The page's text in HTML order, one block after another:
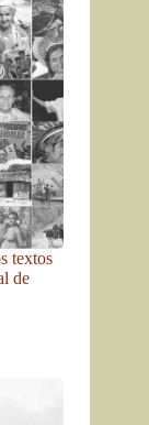
textos
de